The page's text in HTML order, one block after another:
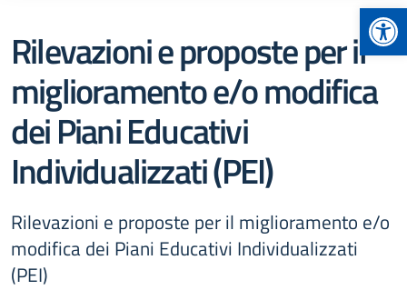
Rilevazioni e proposte per il
miglioramento e/o modifica
dei Piani Educativi
Individualizzati (PEI)
Rilevazioni e proposte per il miglioramento e/o
modifica dei Piani Educativi Individualizzati
(PEI)